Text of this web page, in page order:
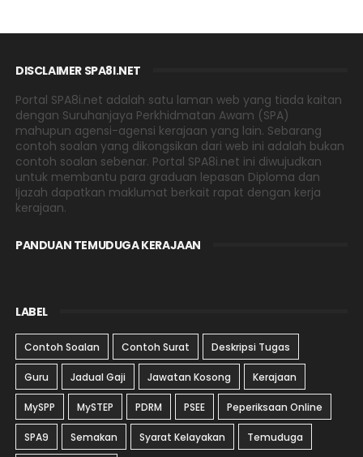
DISCLAIMER SPA8I.NET
Portal SPA8i.net adalah satu laman web yang tiada kaitan
dengan Suruhanjaya Perkhidmatan Awam (SPA)
mahupun agensi-agensi kerajaan yang lain. Sebarang
contoh soalan yang dikongsikan dari web ini adalah bukan
contoh soalan sebenar. Portal SPA8i.net ini diwujudkan
untuk membantu para graduan lepasan Diploma dan
Ijazah dapatkan maklumat berkait rapat dengan kerja
kerajaan.
PANDUAN TEMUDUGA KERAJAAN
LABEL
Contoh Soalan Contoh Surat Deskripsi Tugas
Guru Jadual Gaji Jawatan Kosong Kerajaan
MySPP MySTEP PDRM PSEE Peperiksaan Online
SPA9 Semakan Syarat Kelayakan Temuduga